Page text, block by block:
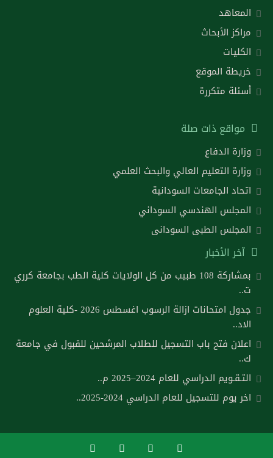
المعاهد
مراكز الأبحاث
الكليات
خريطة الموقع
أسئلة متكررة
مواقع ذات صلة
وزارة الدفاع
وزارة التعليم العالي والبحث العلمي
اتحاد الجامعات السودانية
المجلس الهندسي السوداني
المجلس الطبى السودانى
آخر الأخبار
بمشاركة 108 طبيب من كل الولايات كلية الطب بجامعة كرري
ت..
جدول امتحانات ازالة الرسوب اغسطس 2026 -كلية العلوم
الاد..
اعلان فتح باب التسجيل للطلاب المرشحين للقبول في جامعة
ك..
التـقـويم الدراسي للعام 2024–2025 م..
اخر يوم للتسجيل للعام الدراسي 2024-2025..